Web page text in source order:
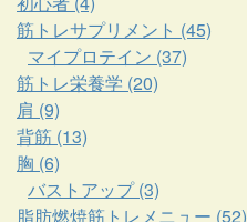
筋トレサプリメント (45)
マイプロテイン (37)
筋トレ栄養学 (20)
肩 (9)
背筋 (13)
胸 (6)
バストアップ (3)
脂肪燃焼筋トレメニュー (52)